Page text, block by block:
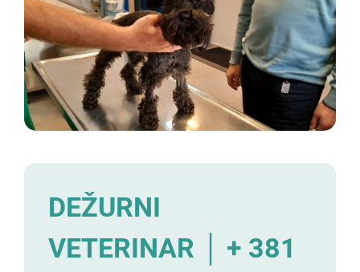
DEŽURNI
VETERINAR │ + 381